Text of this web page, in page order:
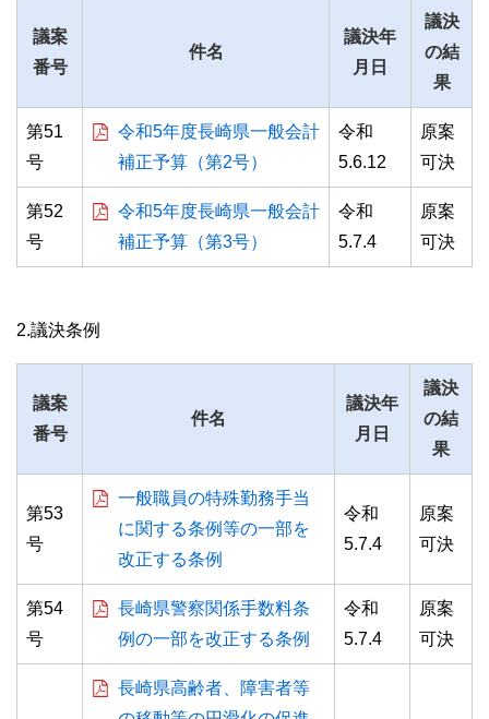
議案
番号
件名
議決年
月日
議決
の結
果
第51
号
令和5年度長崎県一般会計
補正予算（第2号）
令和
5.6.12
原案
可決
第52
号
令和5年度長崎県一般会計
補正予算（第3号）
令和
5.7.4
原案
可決
2.議決条例
議案
番号
件名
議決年
月日
議決
の結
果
第53
号
一般職員の特殊勤務手当
に関する条例等の一部を
改正する条例
令和
5.7.4
原案
可決
第54
号
長崎県警察関係手数料条
例の一部を改正する条例
令和
5.7.4
原案
可決
長崎県高齢者、障害者等